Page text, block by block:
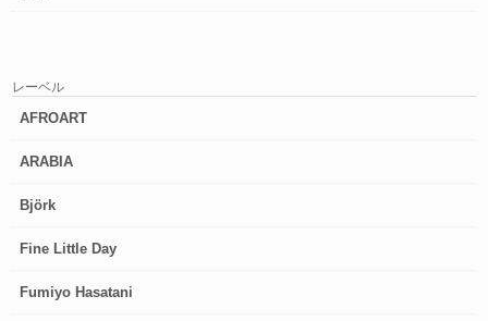
レーベル
AFROART
ARABIA
Björk
Fine Little Day
Fumiyo Hasatani